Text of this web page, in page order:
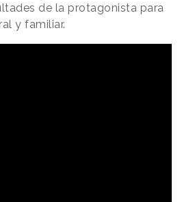
de la protagonista para
y familiar.